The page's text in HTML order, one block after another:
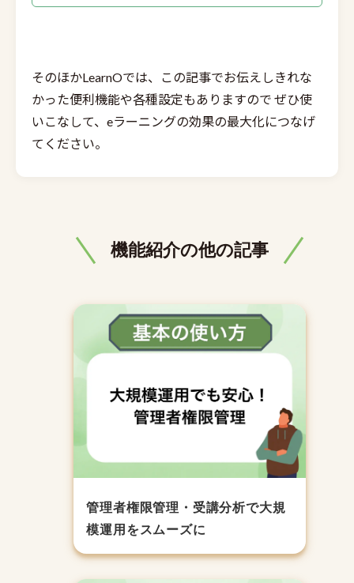
そのほかLearnOでは、この記事でお伝えしきれな
かった便利機能や各種設定もありますので ぜひ使
いこなして、eラーニングの効果の最大化につなげ
てください。
機能紹介の他の記事
管理者権限管理・受講分析で大規
模運用をスムーズに